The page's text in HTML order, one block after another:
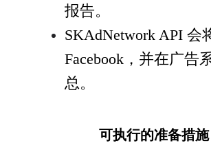
报告。
SKAdNetwork API 会
Facebook，并在广告
总。
可执行的准备措施